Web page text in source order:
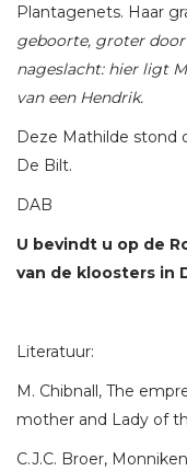
Plantagenets. Haar
geboorte, groter
nageslacht: hier ligt
van een Hendrik.
Deze Mathilde stond
De Bilt.
DAB
U bevindt u op de
van de kloosters in
Literatuur:
M. Chibnall, The
mother and Lady of
C.J.C. Broer,